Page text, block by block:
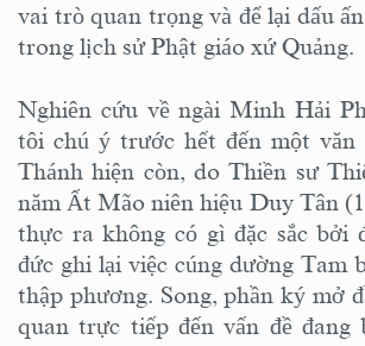
vai trò quan trọng và để lại dấu
trong lịch sử Phật giáo xứ Quảng.
Nghiên cứu về ngài Minh Hải
tôi chú ý trước hết đến một văn
Thánh hiện còn, do Thiền sư
năm Ất Mão niên hiệu Duy Tân
thực ra không có gì đặc sắc bởi
đức ghi lại việc cúng dường Tam
thập phương. Song, phần ký mở
quan trực tiếp đến vấn đề đang